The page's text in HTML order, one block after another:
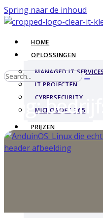
Spring naar de inhoud
HOME
OPLOSSINGEN
MANAGED IT SERVICES
IT PROJECTEN
CYBERSECURITY
MICROSOFT 365
PRIJZEN
BLOGS
CASES
Tag: